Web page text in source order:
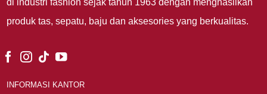
di industri fashion sejak tahun 1963 dengan menghasilkan
produk tas, sepatu, baju dan aksesories yang berkualitas.
INFORMASI KANTOR